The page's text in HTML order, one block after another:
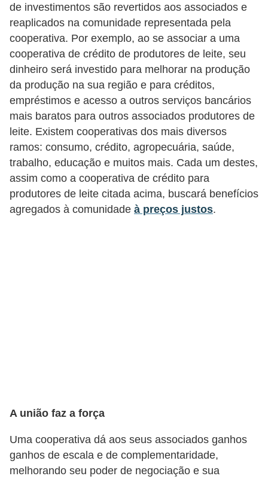
de investimentos são revertidos aos associados e
reaplicados na comunidade representada pela
cooperativa. Por exemplo, ao se associar a uma
cooperativa de crédito de produtores de leite, seu
dinheiro será investido para melhorar na produção
da produção na sua região e para créditos,
empréstimos e acesso a outros serviços bancários
mais baratos para outros associados produtores de
leite. Existem cooperativas dos mais diversos
ramos: consumo, crédito, agropecuária, saúde,
trabalho, educação e muitos mais. Cada um destes,
assim como a cooperativa de crédito para
produtores de leite citada acima, buscará benefícios
agregados à comunidade à preços justos.
A união faz a força
Uma cooperativa dá aos seus associados ganhos
ganhos de escala e de complementaridade,
melhorando seu poder de negociação e sua
e
i
r
a
s
C
â
m
b
i
o
d
i
t
o